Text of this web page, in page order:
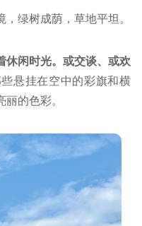
绿树成荫，草地平坦。
休闲时光。或交谈、或欢
悬挂在空中的彩旗和横
的色彩。